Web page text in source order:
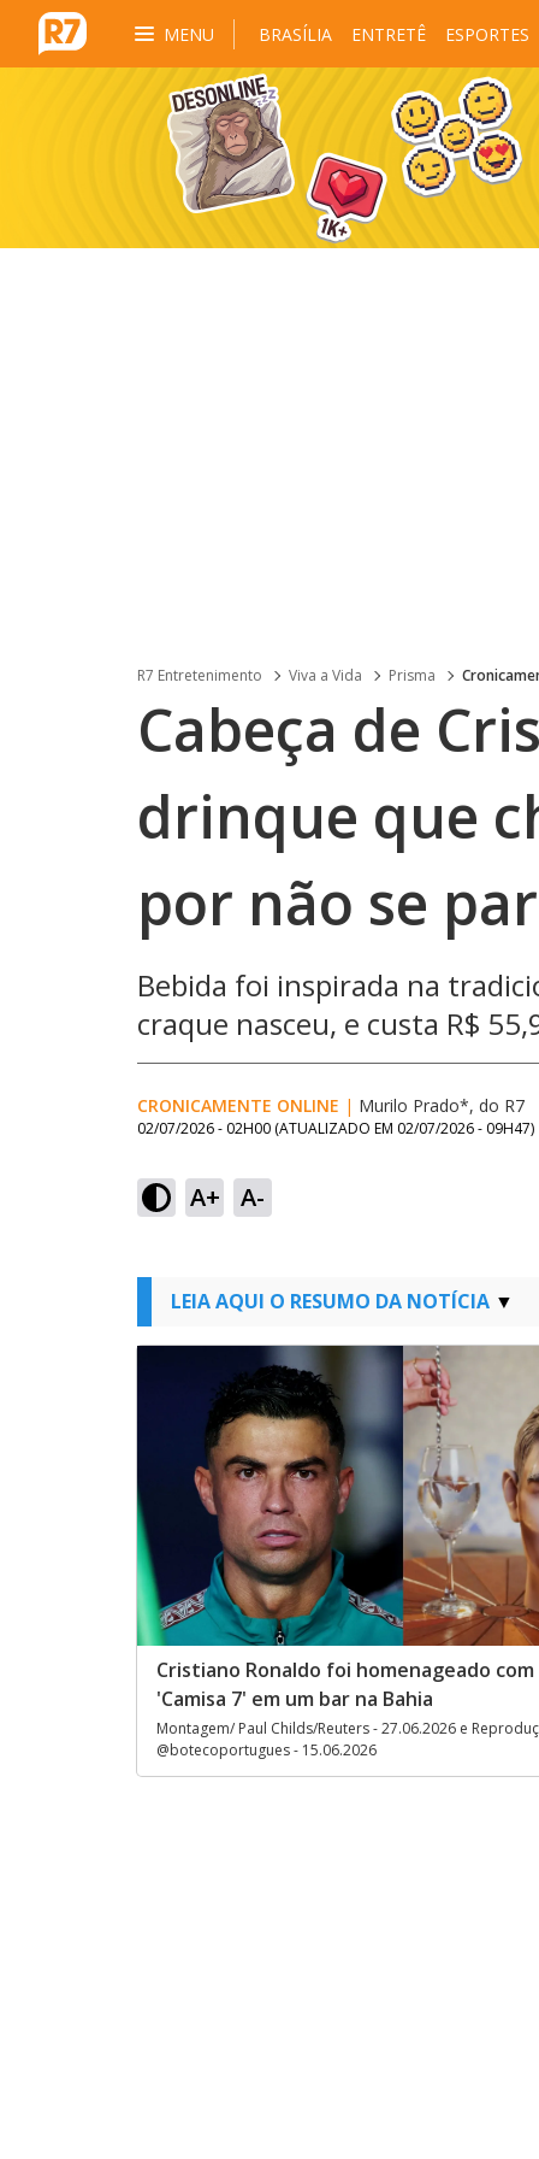
MENU BRASÍLIA ENTRETÊ ESPORTES
R7 Entretenimento Viva a Vida Prisma
Cabeça de
drinque que
por não se
Bebida foi inspirada na
craque nasceu, e custa R$
CRONICAMENTE ONLINE | Murilo Prado*, do R7
02/07/2026 - 02H00 (ATUALIZADO EM 02/07/2026 - 09H47)
A+ A-
LEIA AQUI O RESUMO DA NOTÍCIA
Cristiano Ronaldo foi homenageado
'Camisa 7' em um bar na Bahia
Montagem/ Paul Childs/Reuters - 27.06.2026 e
@botecoportugues - 15.06.2026